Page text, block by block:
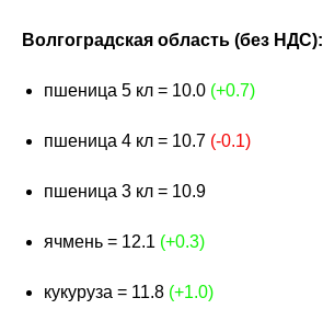
Волгоградская область (без НДС):
пшеница 5 кл = 10.0 (+0.7)
пшеница 4 кл = 10.7 (-0.1)
пшеница 3 кл = 10.9
ячмень = 12.1 (+0.3)
кукуруза = 11.8 (+1.0)